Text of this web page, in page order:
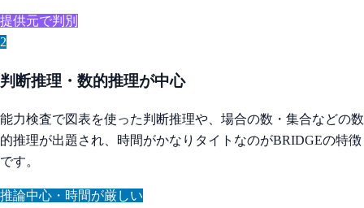
提供元で判別
2
判断推理・数的推理が中心
能力検査で図表を使った判断推理や、場合の数・集合などの数
的推理が出題され、時間がかなりタイトなのがBRIDGEの特徴
です。
推論中心・時間が厳しい